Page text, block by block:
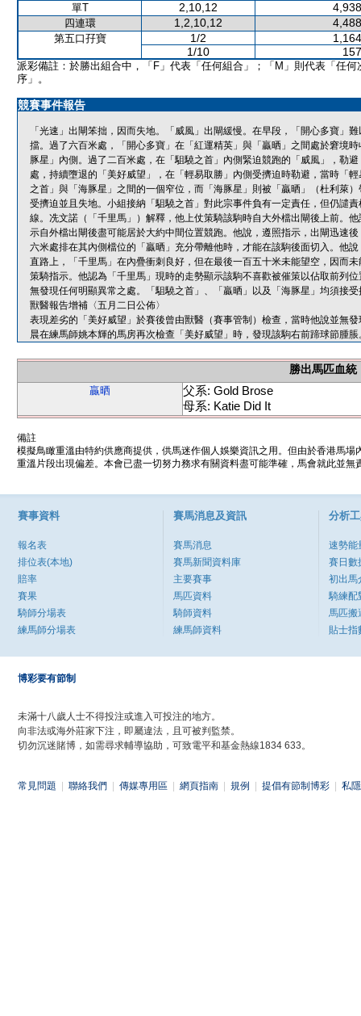
單T 2,10,12
四連環 1,2,10,12
第五口孖寶 1/2
1/10
派彩備註：於勝出組合中，「F」代表「任何組合」；「M」則代表「任何
序」。
競賽事件報告
「光速」出閘笨拙，因而失地。「威風」出閘緩慢。在早段，「開心多寶」
擋。過了六百米處，「開心多寶」在「紅運精英」與「贏晒」之間處於窘境
豚星」內側。過了二百米處，在「駔驍之首」內側緊迫競跑的「威風」，勒
處，持續墮退的「美好威望」，在「輕易取勝」內側受擠迫時勒避，當時「
之首」與「海豚星」之間的一個窄位，而「海豚星」則被「贏晒」（杜利萊
受擠迫並且失地。小組接納「駔驍之首」對此宗事件負有一定責任，但仍譴
線。冼文諾（「千里馬」）解釋，他上仗策騎該駒時自大外檔出閘後上前。
示自外檔出閘後盡可能居於大約中間位置競跑。他說，遵照指示，出閘迅速
六米處排在其內側檔位的「贏晒」充分帶離他時，才能在該駒後面切入。他
直路上，「千里馬」在內疊衝刺良好，但在最後一百五十米未能望空，因而
策騎指示。他認為「千里馬」現時的走勢顯示該駒不喜歡被催策以佔取前列
無發現任何明顯異常之處。「駔驍之首」、「贏晒」以及「海豚星」均須接
獸醫報告增補〈五月二日公佈〉
表現差劣的「美好威望」於賽後曾由獸醫（賽事管制）檢查，當時他說並無
晨在練馬師姚本輝的馬房再次檢查「美好威望」時，發現該駒右前蹄球節腫
勝出馬匹血統
贏晒
父系: Gold Brose
母系: Katie Did It
備註
模擬鳥瞰重溫由特約供應商提供，供馬迷作個人娛樂資訊之用。但由於香港馬
重溫片段出現偏差。本會已盡一切努力務求有關資料盡可能準確，馬會就此並
賽事資料
報名表
排位表(本地)
賠率
賽果
騎師分場表
練馬師分場表
賽馬消息及資訊
賽馬消息
賽馬新聞資料庫
主要賽事
馬匹資料
騎師資料
練馬師資料
分析
速勢能
賽日數
初出馬
騎練配
馬匹搬
貼士指
博彩要有節制
未滿十八歲人士不得投注或進入可投注的地方。
向非法或海外莊家下注，即屬違法，且可被判監禁。
切勿沉迷賭博，如需尋求輔導協助，可致電平和基金熱線1834 633。
常見問題 聯絡我們 傳媒專用區 網頁指南 規例 提倡有節制博彩 私